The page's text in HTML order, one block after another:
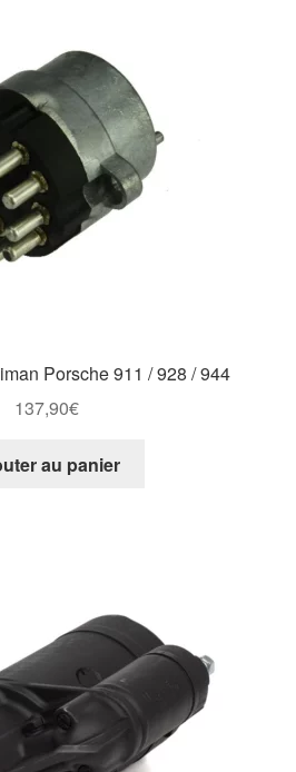
Porsche 911 / 928 / 944
137,90€
au panier